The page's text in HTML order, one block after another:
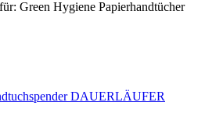
Green Hygiene Papierhandtücher